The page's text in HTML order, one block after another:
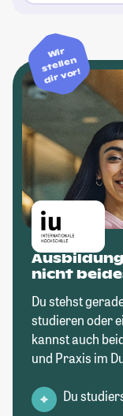
Wir
stellen
dir vor!
nicht
Du stehst
studieren oder
kannst auch
und Praxis im
Du